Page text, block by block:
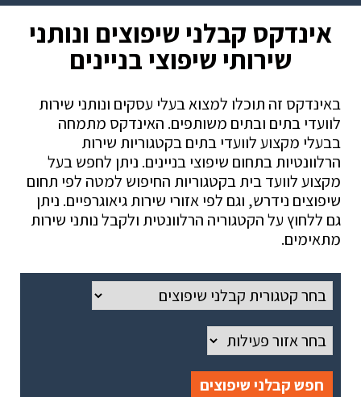
אינדקס קבלני שיפוצים ונותני
שירותי שיפוצי בניינים
באינדקס זה תוכלו למצוא בעלי עסקים ונותני שירות
לוועדי בתים ובתים משותפים. האינדקס מתמחה
בבעלי מקצוע לוועדי בתים בקטגוריות שירות
הרלוונטיות בתחום שיפוצי בניינים. ניתן לחפש בעל
מקצוע לוועד בית בקטגוריות החיפוש למטה לפי תחום
שיפוצים נידרש, וגם לפי אזורי שירות גיאוגרפיים. ניתן
גם ללחוץ על הקטגוריה הרלוונטית ולקבל נותני שירות
מתאימים.
חפש קבלני שיפוצים